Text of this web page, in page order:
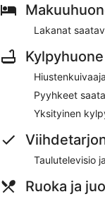
Lakanat
Kylpyhuone
Hiustenkuivaaja
Pyyhkeet
Yksityinen
Taulutelevisio
Ruoka ja